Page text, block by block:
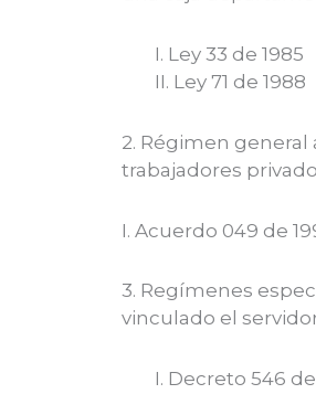
I. Ley 33 de 1985
II. Ley 71 de 1988
2. Régimen general
trabajadores
I. Acuerdo 049 de
3. Regímenes
vinculado el
I. Decreto 546